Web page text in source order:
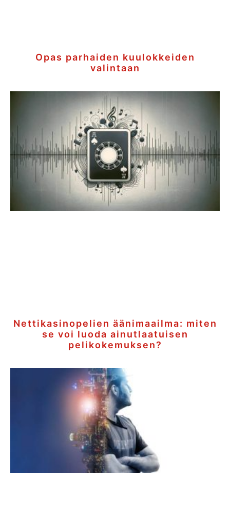
Opas parhaiden kuulokkeiden
valintaan
Nettikasinopelien äänimaailma: miten
se voi luoda ainutlaatuisen
pelikokemuksen?